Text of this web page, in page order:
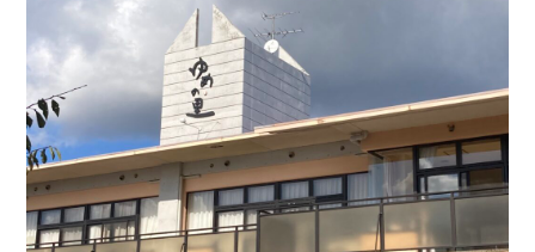
BUY 売買物件